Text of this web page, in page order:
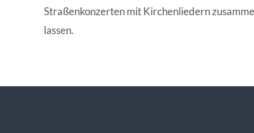
Straßenkonzerten mit Kirchenliedern
lassen.